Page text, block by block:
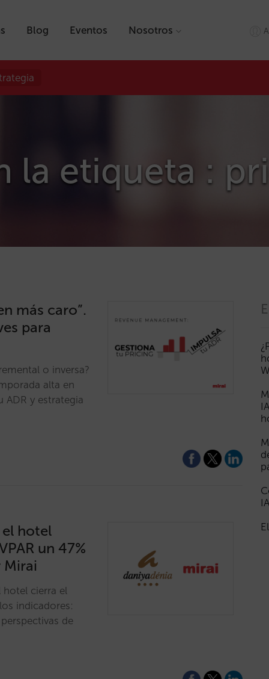
Blog Eventos Nosotros
la etiqueta :
más caro”.
para
o inversa?
alta en
ADR y estrategia
hotel
un 47%
Mirai
hotel cierra el
indicadores:
de